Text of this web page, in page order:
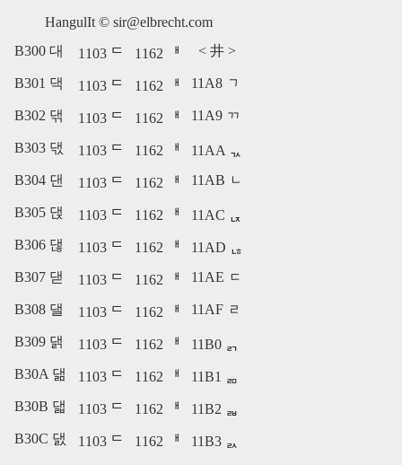
HangulIt © sir@elbrecht.com
B300 대
1103 ᄃ 1162 ᅢ < 井 >
B301 댁 1103 ᄃ 1162 ᅢ 11A8 ᆨ
B302 댂 1103 ᄃ 1162 ᅢ 11A9 ᆩ
B303 댃 1103 ᄃ 1162 ᅢ
11AA ᆪ
B304 댄
1103 ᄃ 1162 ᅢ 11AB ᆫ
B305 댅 1103 ᄃ 1162 ᅢ
11AC ᆬ
B306 댆
1103 ᄃ 1162 ᅢ
11AD ᆭ
B307 댇
1103 ᄃ 1162 ᅢ 11AE ᆮ
B308 댈 1103 ᄃ 1162 ᅢ 11AF ᆯ
B309 댉 1103 ᄃ 1162 ᅢ
11B0 ᆰ
B30A 댊
1103 ᄃ 1162 ᅢ
11B1 ᆱ
B30B 댋
1103 ᄃ 1162 ᅢ
11B2 ᆲ
B30C 댌
1103 ᄃ 1162 ᅢ
11B3 ᆳ